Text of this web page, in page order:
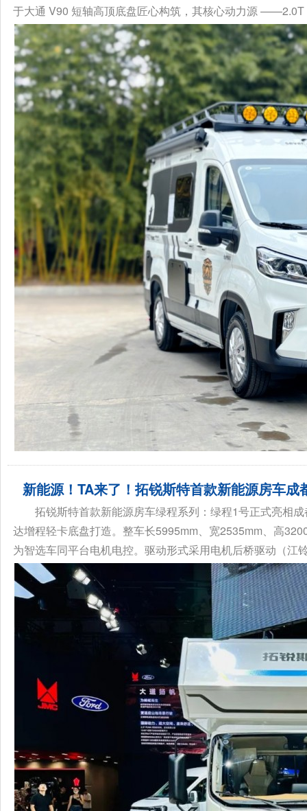
于大通 V90 短轴高顶底盘匠心构筑，其核心动力源 ——2.0T
新能源！TA来了！拓锐斯特首款新能源房车成
拓锐斯特首款新能源房车绿程系列：绿程1号正式亮相
达增程轻卡底盘打造。整车长5995mm、宽2535mm、高
为智选车同平台电机电控。驱动形式采用电机后桥驱动（江